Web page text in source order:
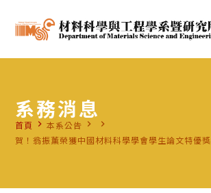
系務消息
首頁 navigate_next 本系公告 navigate_next navigate_next
賀！翁振薰榮獲中國材料科學學會學生論文特優獎